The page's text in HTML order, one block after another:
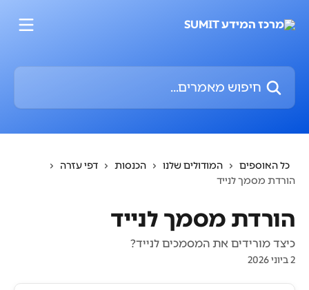
חיפוש מאמרים...
כל האוספים המודולים שלנו הכנסות
דפי עזרה
הורדת מסמך לנייד
הורדת מסמך לנייד
כיצד מורידים את המסמכים לנייד?
2 ביוני 2026